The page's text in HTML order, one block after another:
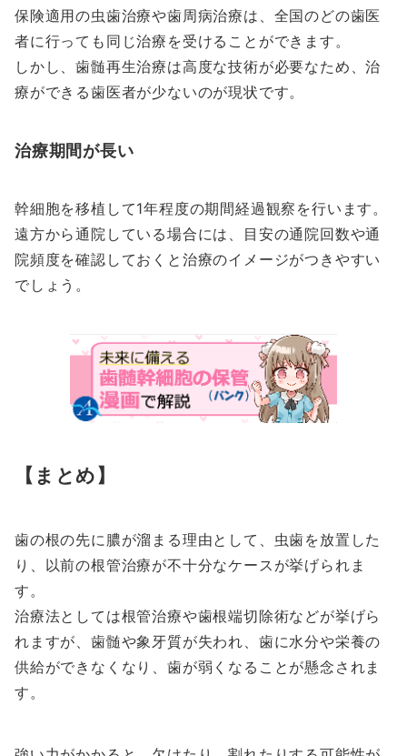
保険適用の虫歯治療や歯周病治療は、全国のどの歯医
者に行っても同じ治療を受けることができます。
しかし、歯髄再生治療は高度な技術が必要なため、治
療ができる歯医者が少ないのが現状です。
治療期間が長い
幹細胞を移植して1年程度の期間経過観察を行います。
遠方から通院している場合には、目安の通院回数や通
院頻度を確認しておくと治療のイメージがつきやすい
でしょう。
【まとめ】
歯の根の先に膿が溜まる理由として、虫歯を放置した
り、以前の根管治療が不十分なケースが挙げられま
す。
治療法としては根管治療や歯根端切除術などが挙げら
れますが、歯髄や象牙質が失われ、歯に水分や栄養の
供給ができなくなり、歯が弱くなることが懸念されま
す。